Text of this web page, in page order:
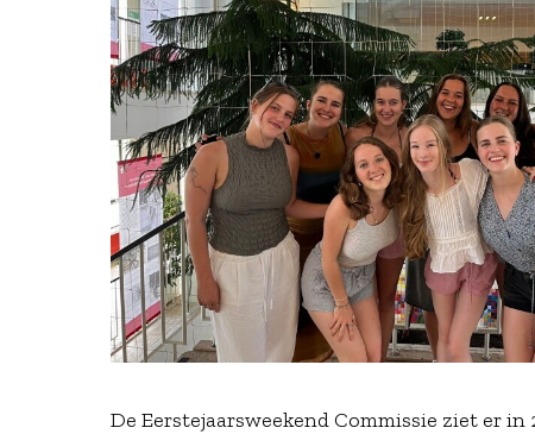
De Eerstejaarsweekend Commissie ziet er in